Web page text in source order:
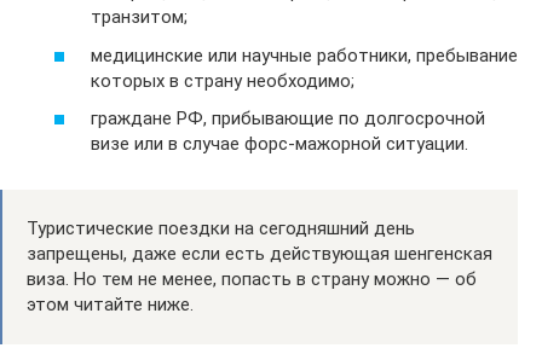
транзитом;
медицинские или научные работники, пребывание
которых в страну необходимо;
граждане РФ, прибывающие по долгосрочной
визе или в случае форс-мажорной ситуации.
Туристические поездки на сегодняшний день
запрещены, даже если есть действующая шенгенская
виза. Но тем не менее, попасть в страну можно — об
этом читайте ниже.